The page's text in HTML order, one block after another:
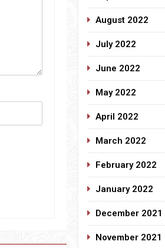
August 2022
July 2022
June 2022
May 2022
April 2022
March 2022
February 2022
January 2022
December 2021
November 2021